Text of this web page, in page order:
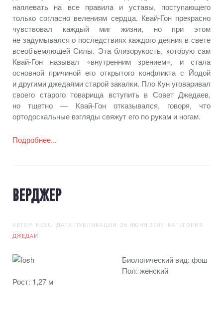
наплевать на всеправила и уставы, поступающего
только согласно велениям сердца. Квай-Гонпрекрасно
чувствовал каждый миг жизни, но при этом
не задумывался о последствиях каждого деяния в свете
всеобъемлющей Силы. Эта близорукость, которую сам
Квай-Гон называл «внутренним зрением», и стала
основной причиной его открытого конфликта с Йодой
и другими джедаями старой закалки. Пло Кунуговаривал
своего старого товарища вступить в СоветДжедаев,
но тщетно —
Квай-Гонотказывался, говоря, что
ортодоскальные взгляды свяжут его по рукам и ногам.
Подробнее...
ВЕРДЖЕР
АВТОР: NEXU. ДАТА ПУБЛИКАЦИИ: 26 ИЮНЯ 2007. КАТЕГОРИЯ:
ДЖЕДАИ .
Биологический вид: фош
Пол: женский
Рост: 1,27 м